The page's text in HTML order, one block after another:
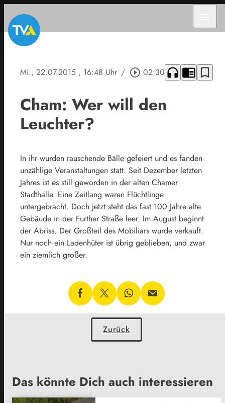
Mi., 22.07.2015 , 16:48 Uhr / play_circle_outline 02:30 headphones chrome_reader_mode bookmark_border
Cham: Wer will den
Leuchter?
In ihr wurden rauschende Bälle gefeiert und es fanden
unzählige Veranstaltungen statt. Seit Dezember letzten
Jahres ist es still geworden in der alten Chamer
Stadthalle. Eine Zeitlang waren Flüchtlinge
untergebracht. Doch jetzt steht das fast 100 Jahre alte
Gebäude in der Further Straße leer. Im August beginnt
der Abriss. Der Großteil des Mobiliars wurde verkauft.
Nur noch ein Ladenhüter ist übrig geblieben, und zwar
ein ziemlich großer.
Zurück
Das könnte Dich auch interessieren